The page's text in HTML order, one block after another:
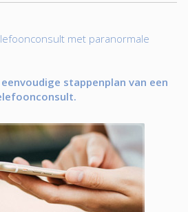
met paranormale
stappenplan van een